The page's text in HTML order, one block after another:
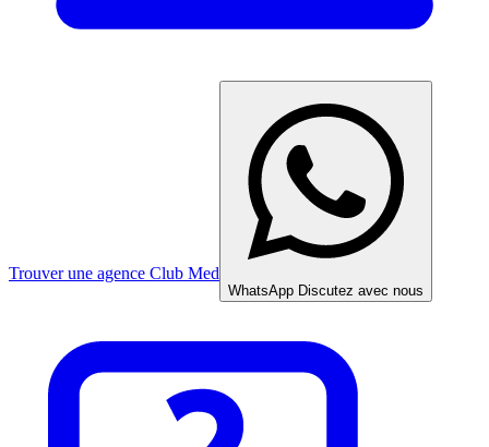
Trouver une agence Club Med
WhatsApp Discutez avec nous